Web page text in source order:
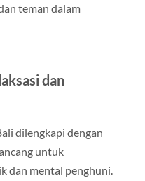
teman dalam
dan
dilengkapi dengan
untuk
dan mental penghuni.